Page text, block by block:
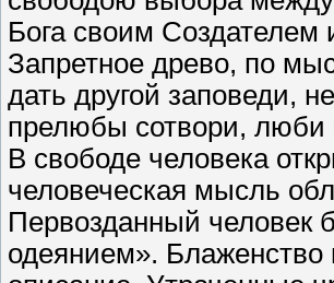
Бога своим Создателем
Запретное древо, по
дать другой заповеди,
прелюбы сотвори,
В свободе человека
человеческая мысль
Первозданный
одеянием». Блаженство